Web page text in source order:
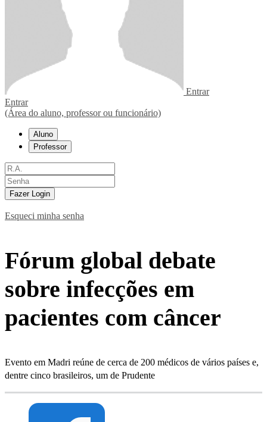
Entrar
Entrar
(Área do aluno, professor ou funcionário)
Aluno
Professor
Fazer Login
Esqueci minha senha
Fórum global debate
sobre infecções em
pacientes com câncer
Evento em Madri reúne de cerca de 200 médicos de vários países e,
dentre cinco brasileiros, um de Prudente